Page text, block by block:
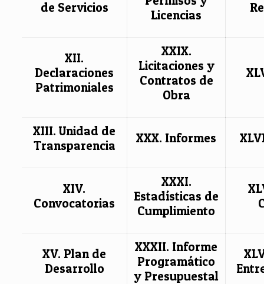
de Servicios
Licencias
XII.
Declaraciones
Patrimoniales
XXIX.
Licitaciones y
Contratos de
Obra
XIII. Unidad de
Transparencia
XXX. Informes
XIV.
Convocatorias
XXXI.
Estadísticas de
Cumplimiento
XV. Plan de
Desarrollo
XXXII. Informe
Programático
y Presupuestal